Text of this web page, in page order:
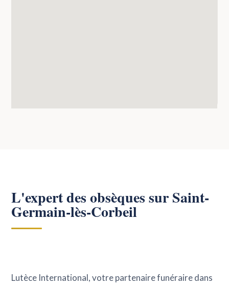
L'expert des obsèques sur Saint-
Germain-lès-Corbeil
Lutèce International, votre partenaire funéraire dans